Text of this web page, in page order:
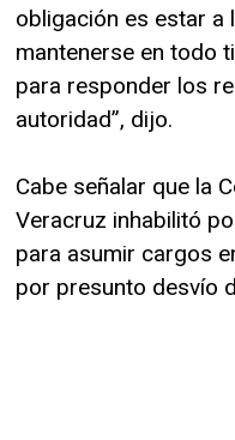
obligación es estar a
mantenerse en todo
para responder los
autoridad”, dijo.
Cabe señalar que la
Veracruz inhabilitó
para asumir cargos
por presunto desvío